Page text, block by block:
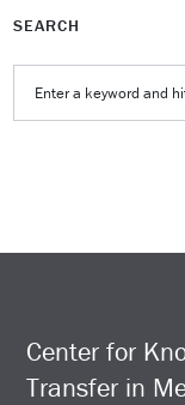
SEARCH
Center for
Transfer in